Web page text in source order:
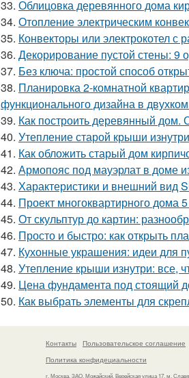
33. Облицовка деревянного дома
34. Отопление электрическим
35. Конвекторы или электрокотел с
36. Декорирование пустой стены: 9
37. Без ключа: простой способ
38. Планировка 2-комнатной
функционального дизайна в
39. Как построить деревянный дом.
40. Утепление старой крыши
41. Как обложить старый дом
42. Армопояс под мауэрлат в доме
43. Характеристики и внешний вид
44. Проект многоквартирного дома
45. От скульптур до картин:
46. Просто и быстро: как открыть
47. Кухонные украшения: идеи для
48. Утепление крыши изнутри: все,
49. Цена фундамента под стоящий
50. Как выбрать элементы для
Контакты
Пользовательское соглашение
Политика конфидециальности
г. Москва, ЗАО, Можайский, Верейская улица 17, м.